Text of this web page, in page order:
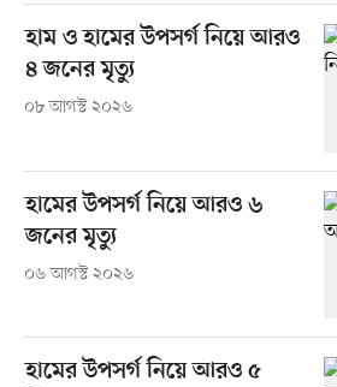
হাম ও হামের উপসর্গ নিয়ে আরও
৪ জনের মৃত্যু
০৮ আগস্ট ২০২৬
হামের উপসর্গ নিয়ে আরও ৬
জনের মৃত্যু
০৬ আগস্ট ২০২৬
হামের উপসর্গ নিয়ে আরও ৫